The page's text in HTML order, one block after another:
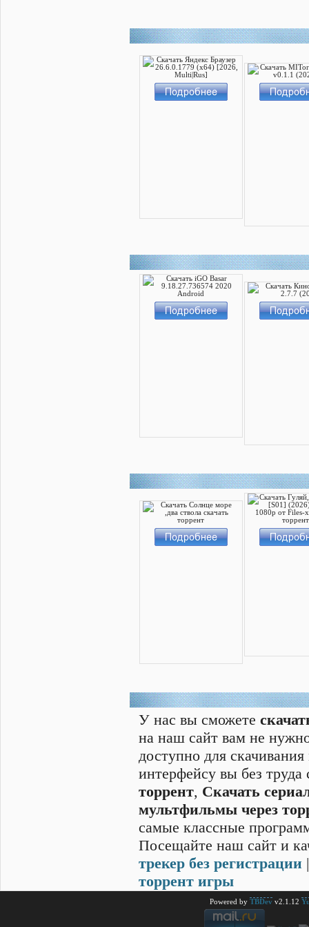
У нас вы сможете
на наш сайт вам не
доступно для
интерфейсу вы без
торрент, Скачать
мультфильмы через
самые классные
Посещайте наш сайт и
трекер без регистрации
торрент игры
Powered by TBDev v2.1.12